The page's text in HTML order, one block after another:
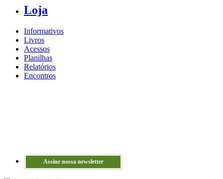
Loja
Informativos
Livros
Acessos
Planilhas
Relatórios
Encontros
Assine nossa newsletter